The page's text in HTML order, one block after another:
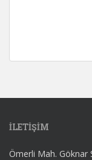
İLETİŞİM
Ömerli Mah. Göknar